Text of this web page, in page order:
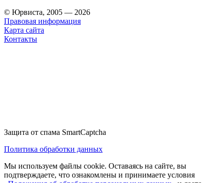
© Юрвиста, 2005 — 2026
Правовая информация
Карта сайта
Контакты
Защита от спама SmartCaptcha
Политика обработки данных
Мы используем файлы cookie. Оставаясь на сайте, вы
подтверждаете, что ознакомлены и принимаете условия